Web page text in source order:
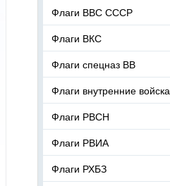
Флаги ВВС СССР
Флаги ВКС
Флаги спецназ ВВ
Флаги внутренние войска
Флаги РВСН
Флаги РВИА
Флаги РХБЗ